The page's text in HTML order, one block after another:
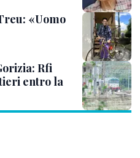
«Uomo
Rfi
entro la